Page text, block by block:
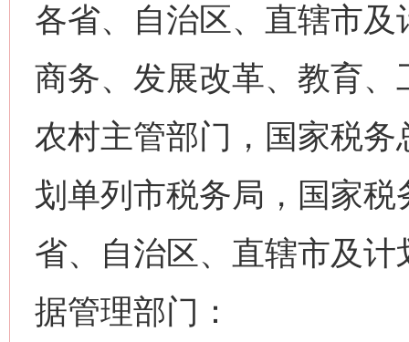
各省、自治区、直辖市
商务、发展改革、教育
农村主管部门，国家税
划单列市税务局，国家
省、自治区、直辖市及
据管理部门：